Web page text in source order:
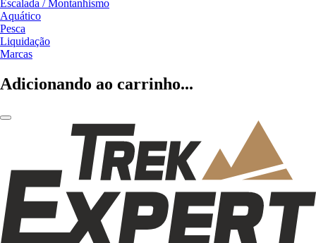
Escalada / Montanhismo
Aquático
Pesca
Liquidação
Marcas
Adicionando ao carrinho...